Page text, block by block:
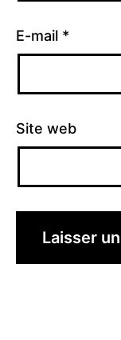
E-mail *
Site web